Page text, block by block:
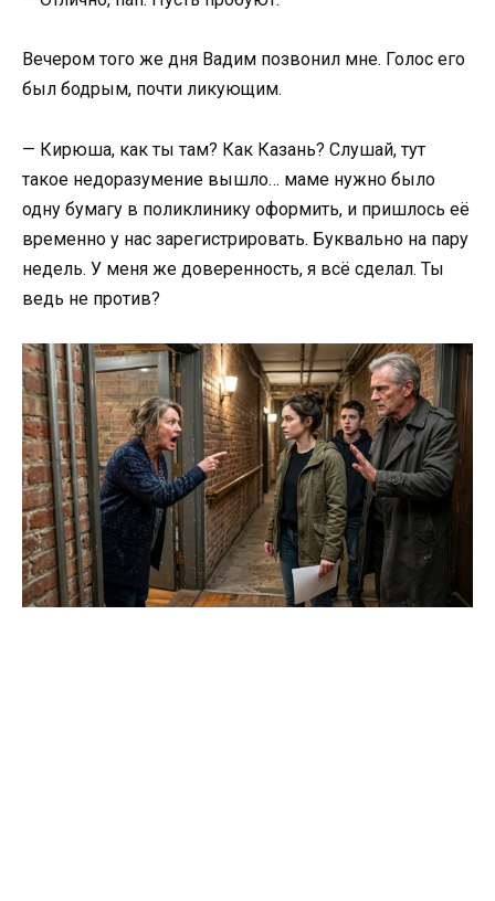
Вечером того же дня Вадим позвонил мне. Голос его
был бодрым, почти ликующим.
— Кирюша, как ты там? Как Казань? Слушай, тут
такое недоразумение вышло… маме нужно было
одну бумагу в поликлинику оформить, и пришлось её
временно у нас зарегистрировать. Буквально на пару
недель. У меня же доверенность, я всё сделал. Ты
ведь не против?